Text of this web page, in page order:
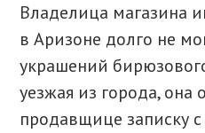
Владелица магазина
в Аризоне долго не
украшений
уезжая из города, она
продавщице записку